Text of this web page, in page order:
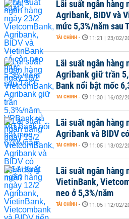
Lãi suất ngân hàng
Agribank, BIDV và
mức 5,3%/năm sau
TÀI CHÍNH - 11:21 | 23/02/
Lãi suất ngân hàng
Agribank giữ trần
Bank nổi bật mốc
TÀI CHÍNH - 11:30 | 16/02/
Lãi suất ngân hàng
Agribank và BIDV
TÀI CHÍNH - 11:05 | 13/02/
Lãi suất ngân hàng
VietinBank,
neo ở 5,3%/năm
TÀI CHÍNH - 11:05 | 12/02/